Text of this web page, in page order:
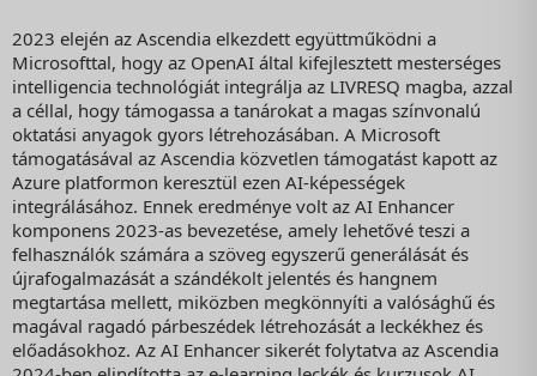
2023 elején az Ascendia elkezdett együttműködni a
Microsofttal, hogy az OpenAI által kifejlesztett mesterséges
intelligencia technológiát integrálja az LIVRESQ magba, azzal
a céllal, hogy támogassa a tanárokat a magas színvonalú
oktatási anyagok gyors létrehozásában. A Microsoft
támogatásával az Ascendia közvetlen támogatást kapott az
Azure platformon keresztül ezen AI-képességek
integrálásához. Ennek eredménye volt az AI Enhancer
komponens 2023-as bevezetése, amely lehetővé teszi a
felhasználók számára a szöveg egyszerű generálását és
újrafogalmazását a szándékolt jelentés és hangnem
megtartása mellett, miközben megkönnyíti a valósághű és
magával ragadó párbeszédek létrehozását a leckékhez és
előadásokhoz. Az AI Enhancer sikerét folytatva az Ascendia